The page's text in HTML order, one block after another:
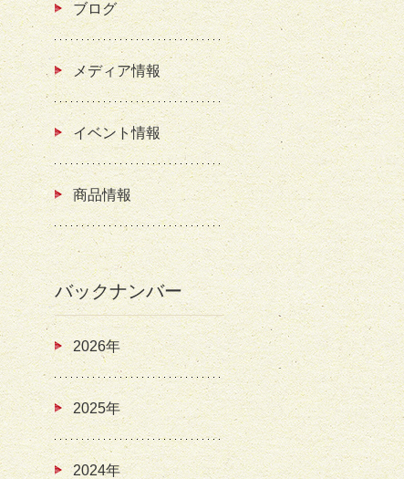
ブログ
メディア情報
イベント情報
商品情報
バックナンバー
2026年
2025年
2024年